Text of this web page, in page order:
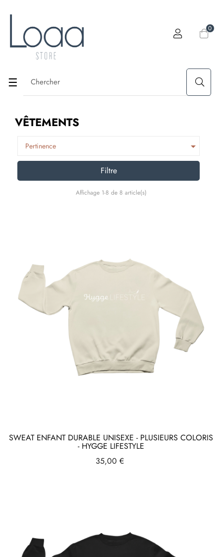
Basculer
navigation
☰
0
VÊTEMENTS
Pertinence 
Filtre
Affichage 1-8 de 8 article(s)
SWEAT ENFANT DURABLE UNISEXE - PLUSIEURS COLORIS
- HYGGE LIFESTYLE
Prix
35,00 €